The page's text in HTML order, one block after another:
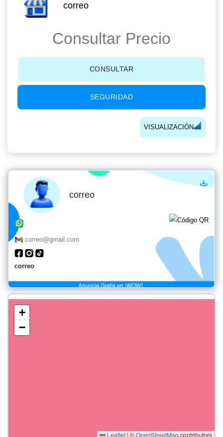
correo
Consultar Precio
CONSULTAR
SEGURIDAD
VISUALIZACIÓN
correo
correo@gmail.com
correo
+
−
Leaflet | ©OpenStreetMapcontributors